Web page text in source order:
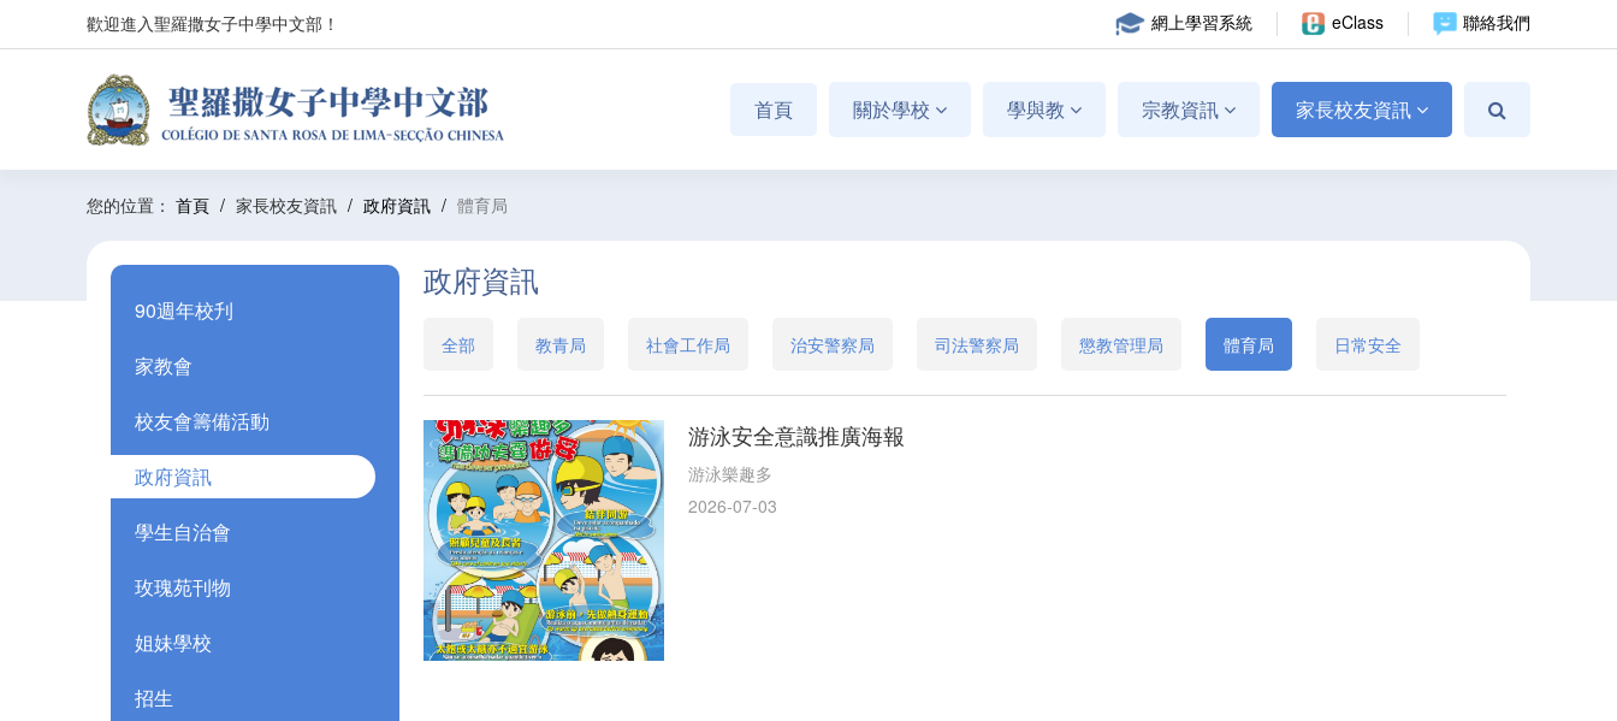
歡迎進入聖羅撒女子中學中文部！ 網上學習系統 eClass 聯絡我們
首頁 關於學校 學與教 宗教資訊 家長校友資訊
您的位置： 首頁 / 家長校友資訊 / 政府資訊 / 體育局
90週年校刋
家教會
校友會籌備活動
政府資訊
學生自治會
玫瑰苑刊物
姐妹學校
招生
政府資訊
全部 教青局 社會工作局 治安警察局 司法警察局 懲教管理局 體育局 日常安全
游泳安全意識推廣海報
游泳樂趣多
2026-07-03